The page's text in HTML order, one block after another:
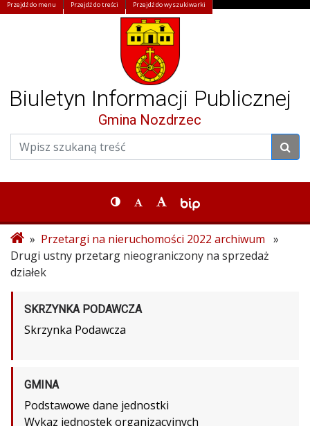
Przejdź do menu Przejdź do treści Przejdź do wyszukiwarki
Biuletyn Informacji Publicznej
Gmina Nozdrzec
» Przetargi na nieruchomości 2022 archiwum »
Drugi ustny przetarg nieograniczony na sprzedaż
działek
SKRZYNKA PODAWCZA
Skrzynka Podawcza
GMINA
Podstawowe dane jednostki
Wykaz jednostek organizacyjnych